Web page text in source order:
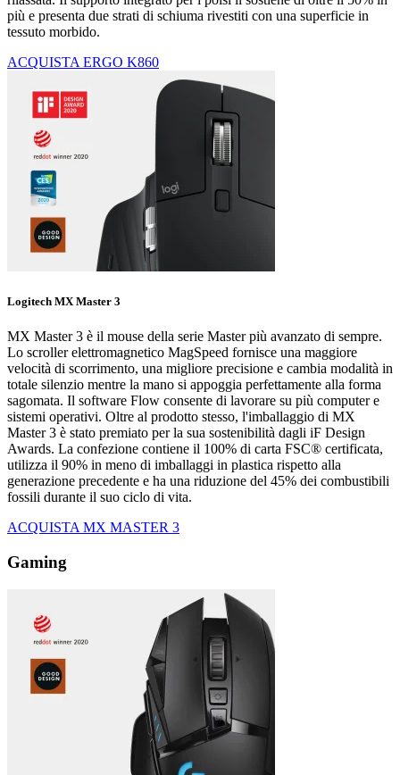
più e presenta due strati di schiuma rivestiti con una superficie in
tessuto morbido.
ACQUISTA ERGO K860
Logitech MX Master 3
MX Master 3 è il mouse della serie Master più avanzato di sempre.
Lo scroller elettromagnetico MagSpeed fornisce una maggiore
velocità di scorrimento, una migliore precisione e cambia modalità in
totale silenzio mentre la mano si appoggia perfettamente alla forma
sagomata. Il software Flow consente di lavorare su più computer e
sistemi operativi. Oltre al prodotto stesso, l'imballaggio di MX
Master 3 è stato premiato per la sua sostenibilità dagli iF Design
Awards. La confezione contiene il 100% di carta FSC® certificata,
utilizza il 90% in meno di imballaggi in plastica rispetto alla
generazione precedente e ha una riduzione del 45% dei combustibili
fossili durante il suo ciclo di vita.
ACQUISTA MX MASTER 3
Gaming